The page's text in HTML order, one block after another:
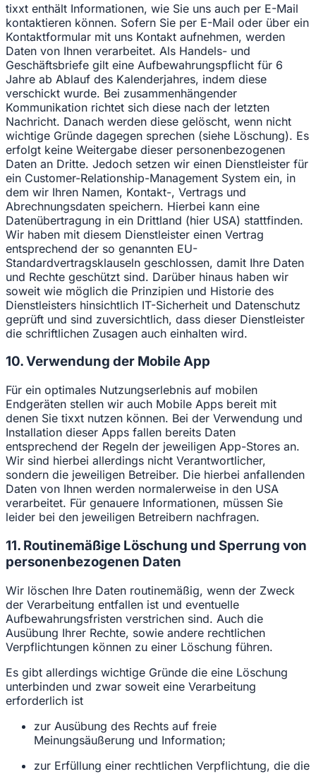
tixxt enthält Informationen, wie Sie uns auch per E-Mail
kontaktieren können. Sofern Sie per E-Mail oder über ein
Kontaktformular mit uns Kontakt aufnehmen, werden
Daten von Ihnen verarbeitet. Als Handels- und
Geschäftsbriefe gilt eine Aufbewahrungspflicht für 6
Jahre ab Ablauf des Kalenderjahres, indem diese
verschickt wurde. Bei zusammenhängender
Kommunikation richtet sich diese nach der letzten
Nachricht. Danach werden diese gelöscht, wenn nicht
wichtige Gründe dagegen sprechen (siehe Löschung). Es
erfolgt keine Weitergabe dieser personenbezogenen
Daten an Dritte. Jedoch setzen wir einen Dienstleister für
ein Customer-Relationship-Management System ein, in
dem wir Ihren Namen, Kontakt-, Vertrags und
Abrechnungsdaten speichern. Hierbei kann eine
Datenübertragung in ein Drittland (hier USA) stattfinden.
Wir haben mit diesem Dienstleister einen Vertrag
entsprechend der so genannten EU-
Standardvertragsklauseln geschlossen, damit Ihre Daten
und Rechte geschützt sind. Darüber hinaus haben wir
soweit wie möglich die Prinzipien und Historie des
Dienstleisters hinsichtlich IT-Sicherheit und Datenschutz
geprüft und sind zuversichtlich, dass dieser Dienstleister
die schriftlichen Zusagen auch einhalten wird.
10. Verwendung der Mobile App
Für ein optimales Nutzungserlebnis auf mobilen
Endgeräten stellen wir auch Mobile Apps bereit mit
denen Sie tixxt nutzen können. Bei der Verwendung und
Installation dieser Apps fallen bereits Daten
entsprechend der Regeln der jeweiligen App-Stores an.
Wir sind hierbei allerdings nicht Verantwortlicher,
sondern die jeweiligen Betreiber. Die hierbei anfallenden
Daten von Ihnen werden normalerweise in den USA
verarbeitet. Für genauere Informationen, müssen Sie
leider bei den jeweiligen Betreibern nachfragen.
11. Routinemäßige Löschung und Sperrung von
personenbezogenen Daten
Wir löschen Ihre Daten routinemäßig, wenn der Zweck
der Verarbeitung entfallen ist und eventuelle
Aufbewahrungsfristen verstrichen sind. Auch die
Ausübung Ihrer Rechte, sowie andere rechtlichen
Verpflichtungen können zu einer Löschung führen.
Es gibt allerdings wichtige Gründe die eine Löschung
unterbinden und zwar soweit eine Verarbeitung
erforderlich ist
zur Ausübung des Rechts auf freie
Meinungsäußerung und Information;
zur Erfüllung einer rechtlichen Verpflichtung, die die